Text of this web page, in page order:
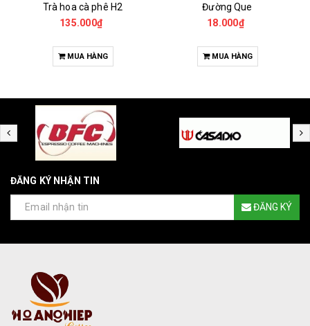
Trà hoa cà phê H2
135.000₫
MUA HÀNG
Đường Que
18.000₫
MUA HÀNG
ĐĂNG KÝ NHẬN TIN
ĐĂNG KÝ